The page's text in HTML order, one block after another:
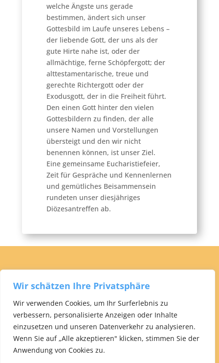
Wir schätzen Ihre Privatsphäre
Wir verwenden Cookies, um Ihr Surferlebnis zu
verbessern, personalisierte Anzeigen oder Inhalte
einzusetzen und unseren Datenverkehr zu analysieren.
Wenn Sie auf „Alle akzeptieren" klicken, stimmen Sie der
Anwendung von Cookies zu.
welche Ängste uns gerade
bestimmen, ändert sich unser
Gottesbild im Laufe unseres Lebens –
der liebende Gott, der uns als der
gute Hirte nahe ist, oder der
allmächtige, ferne Schöpfergott; der
alttestamentarische, treue und
gerechte Richtergott oder der
Exodusgott, der in die Freiheit führt.
Den einen Gott hinter den vielen
Gottesbildern zu finden, der alle
unsere Namen und Vorstellungen
übersteigt und den wir nicht
benennen können, ist unser Ziel.
Eine gemeinsame Eucharistiefeier,
Zeit für Gespräche und Kennenlernen
und gemütliches Beisammensein
rundeten unser diesjähriges
Diözesantreffen ab.
GCL Diözesangemeinschaft Rottenburg-Stuttgart ©
2026